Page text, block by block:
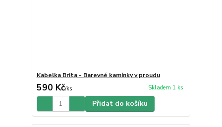
Kabelka Brita - Barevné kamínky v proudu
590 Kč/ks Skladem 1 ks
Přidat do košíku